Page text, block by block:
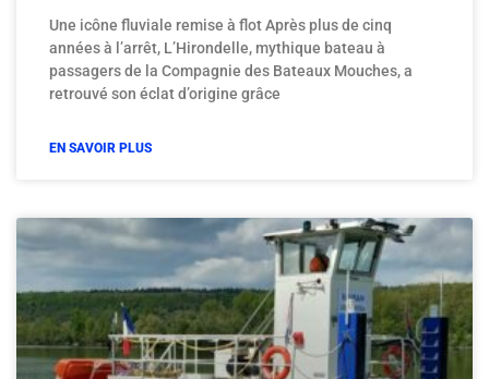
Une icône fluviale remise à flot Après plus de cinq
années à l’arrêt, L’Hirondelle, mythique bateau à
passagers de la Compagnie des Bateaux Mouches, a
retrouvé son éclat d’origine grâce
EN SAVOIR PLUS